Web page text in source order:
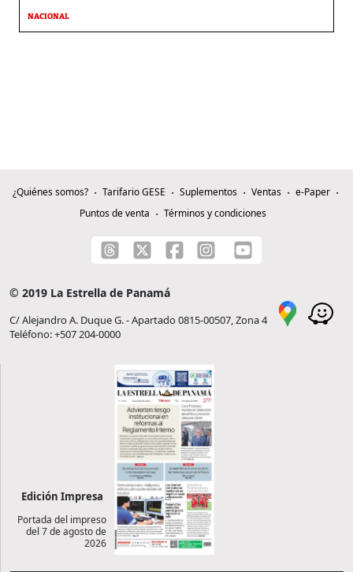
NACIONAL
¿Quiénes somos? Tarifario GESE Suplementos Ventas
e-Paper
Puntos de venta
Términos y condiciones
© 2019 La Estrella de Panamá
C/ Alejandro A. Duque G. - Apartado 0815-00507, Zona 4
Teléfono: +507 204-0000
Edición Impresa
Portada del impreso
del 7 de agosto de
2026